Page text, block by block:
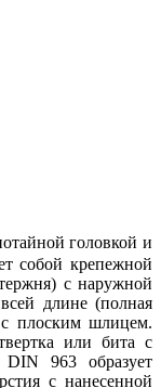
головкой и
собой крепежной
с наружной
длине (полная
плоским шлицем.
или бита с
963 образует
с нанесенной